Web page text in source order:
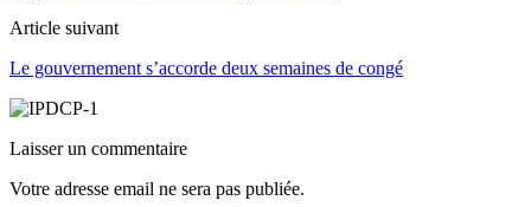
Article suivant
Le gouvernement s’accorde deux semaines de congé
Laisser un commentaire
Votre adresse email ne sera pas publiée.